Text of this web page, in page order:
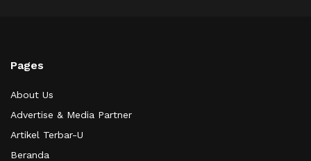
Pages
About Us
Advertise & Media Partner
Artikel Terbar-U
Beranda